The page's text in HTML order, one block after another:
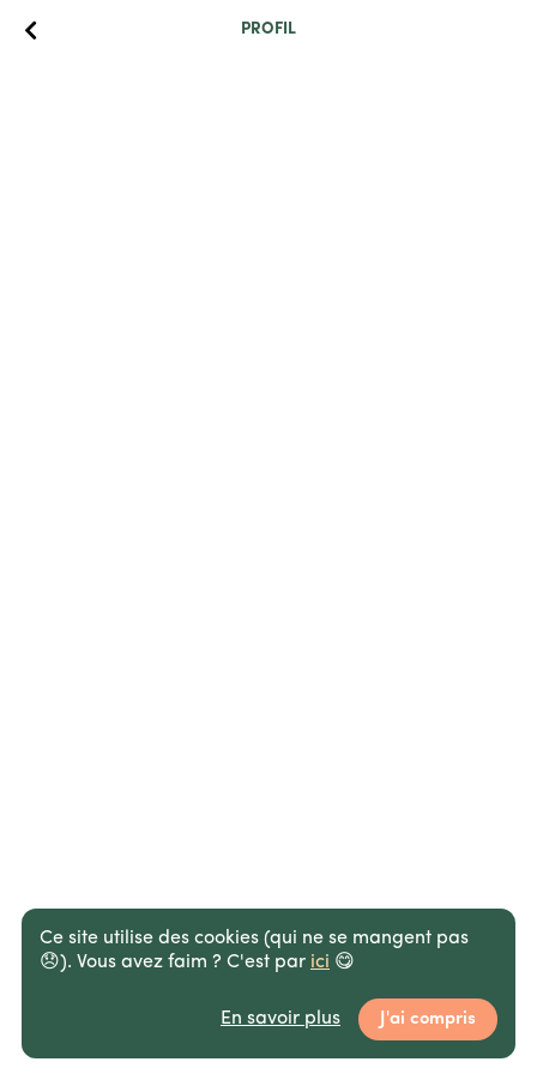
PROFIL
Ce site utilise des cookies (qui ne se mangent pas
😞). Vous avez faim ? C'est par ici 😋
En savoir plus J'ai compris